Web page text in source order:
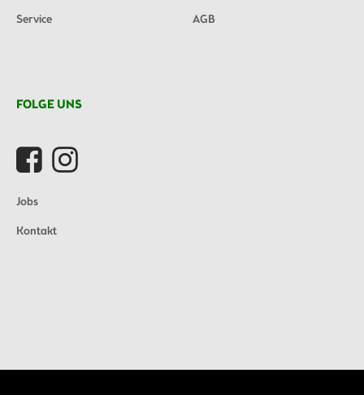
Service
AGB
FOLGE UNS
Jobs
Kontakt